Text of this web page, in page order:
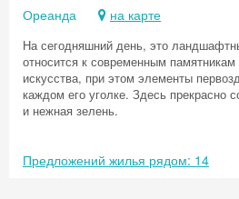
Ореанда на карте
На сегодняшний день, это
относится к современным памятникам
искусства, при этом элементы
каждом его уголке. Здесь прекрасно
и нежная зелень.
Предложений жилья рядом: 14